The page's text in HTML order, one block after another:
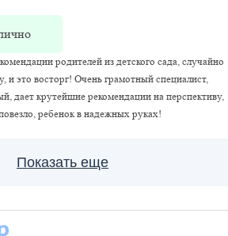
родителей из детского сада, случайно
и это восторг! Очень грамотный специалист,
дает крутейшие рекомендации на перспективу,
ребенок в надежных руках!
Показать еще